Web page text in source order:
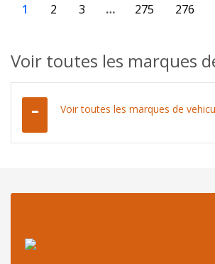
1 2 3 … 275 276
Voir toutes les marques
Voir toutes les marques de